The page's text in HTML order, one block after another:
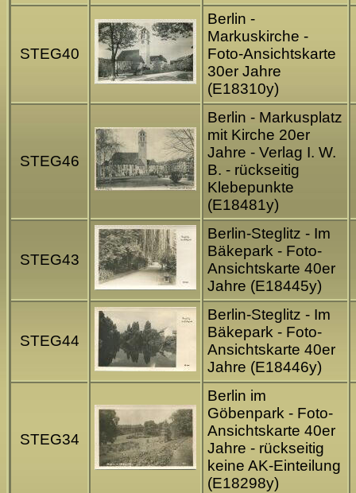
STEG40
Berlin -
Markuskirche -
Foto-Ansichtskarte
30er Jahre
(E18310y)
STEG46
Berlin - Markusplatz
mit Kirche 20er
Jahre - Verlag I. W.
B. - rückseitig
Klebepunkte
(E18481y)
STEG43
Berlin-Steglitz - Im
Bäkepark - Foto-
Ansichtskarte 40er
Jahre (E18445y)
STEG44
Berlin-Steglitz - Im
Bäkepark - Foto-
Ansichtskarte 40er
Jahre (E18446y)
STEG34
Berlin im
Göbenpark - Foto-
Ansichtskarte 40er
Jahre - rückseitig
keine AK-Einteilung
(E18298y)